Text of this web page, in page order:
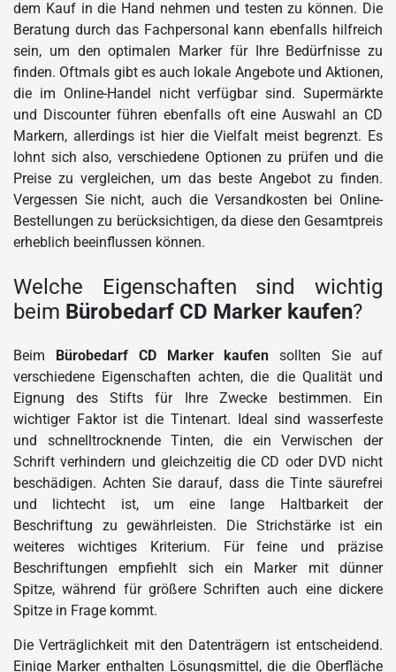
dem Kauf in die Hand nehmen und testen zu können. Die
Beratung durch das Fachpersonal kann ebenfalls hilfreich
sein, um den optimalen Marker für Ihre Bedürfnisse zu
finden. Oftmals gibt es auch lokale Angebote und Aktionen,
die im Online-Handel nicht verfügbar sind. Supermärkte
und Discounter führen ebenfalls oft eine Auswahl an CD
Markern, allerdings ist hier die Vielfalt meist begrenzt. Es
lohnt sich also, verschiedene Optionen zu prüfen und die
Preise zu vergleichen, um das beste Angebot zu finden.
Vergessen Sie nicht, auch die Versandkosten bei Online-
Bestellungen zu berücksichtigen, da diese den Gesamtpreis
erheblich beeinflussen können.
Welche Eigenschaften sind wichtig
beim Bürobedarf CD Marker kaufen?
Beim Bürobedarf CD Marker kaufen sollten Sie auf
verschiedene Eigenschaften achten, die die Qualität und
Eignung des Stifts für Ihre Zwecke bestimmen. Ein
wichtiger Faktor ist die Tintenart. Ideal sind wasserfeste
und schnelltrocknende Tinten, die ein Verwischen der
Schrift verhindern und gleichzeitig die CD oder DVD nicht
beschädigen. Achten Sie darauf, dass die Tinte säurefrei
und lichtecht ist, um eine lange Haltbarkeit der
Beschriftung zu gewährleisten. Die Strichstärke ist ein
weiteres wichtiges Kriterium. Für feine und präzise
Beschriftungen empfiehlt sich ein Marker mit dünner
Spitze, während für größere Schriften auch eine dickere
Spitze in Frage kommt.
Die Verträglichkeit mit den Datenträgern ist entscheidend.
Einige Marker enthalten Lösungsmittel, die die Oberfläche